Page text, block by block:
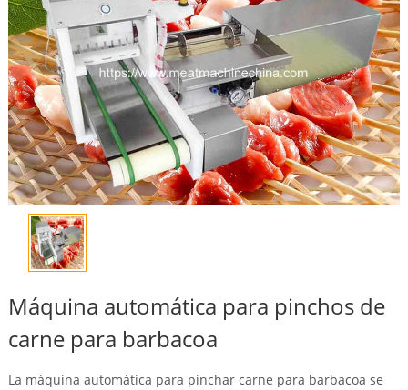
Máquina automática para pinchos de
carne para barbacoa
La máquina automática para pinchar carne para barbacoa se